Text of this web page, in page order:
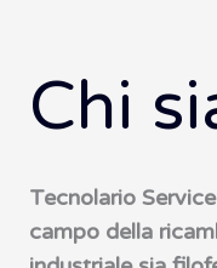
Chi
Tecnolario
campo della